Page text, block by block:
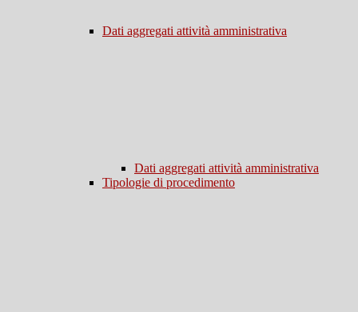
Dati aggregati attività amministrativa
Dati aggregati attività amministrativa
Tipologie di procedimento